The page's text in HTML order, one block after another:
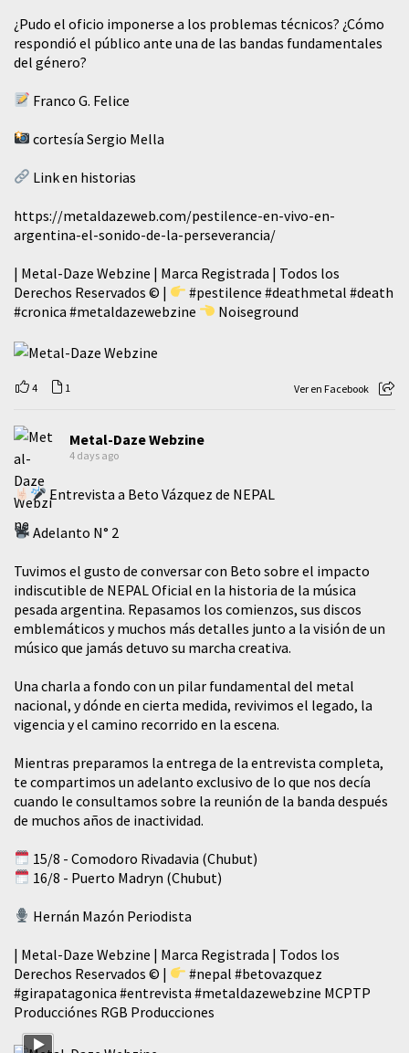
¿Pudo el oficio imponerse a los problemas técnicos? ¿Cómo
respondió el público ante una de las bandas fundamentales
del género?
Franco G. Felice
cortesía Sergio Mella
Link en historias
https://metaldazeweb.com/pestilence-en-vivo-en-
argentina-el-sonido-de-la-perseverancia/
| Metal-Daze Webzine | Marca Registrada | Todos los
Derechos Reservados © |
#pestilence #deathmetal #death
#cronica #metaldazewebzine Noiseground
4 1 Ver en Facebook
Metal-Daze Webzine
4 days ago
Entrevista a Beto Vázquez de NEPAL
Adelanto N° 2
Tuvimos el gusto de conversar con Beto sobre el impacto
indiscutible de NEPAL Oficial en la historia de la música
pesada argentina. Repasamos los comienzos, sus discos
emblemáticos y muchos más detalles junto a la visión de un
músico que jamás detuvo su marcha creativa.
​Una charla a fondo con un pilar fundamental del metal
nacional, y dónde en cierta medida, revivimos el legado, la
vigencia y el camino recorrido en la escena.
Mientras preparamos la entrega de la entrevista completa,
te compartimos un adelanto exclusivo de lo que nos decía
cuando le consultamos sobre la reunión de la banda después
de muchos años de inactividad.
15/8 - Comodoro Rivadavia (Chubut)
16/8 - Puerto Madryn (Chubut)
Hernán Mazón Periodista
| Metal-Daze Webzine | Marca Registrada | Todos los
Derechos Reservados © |
#nepal #betovazquez
#girapatagonica #entrevista #metaldazewebzine MCPTP
Producciónes RGB Producciones